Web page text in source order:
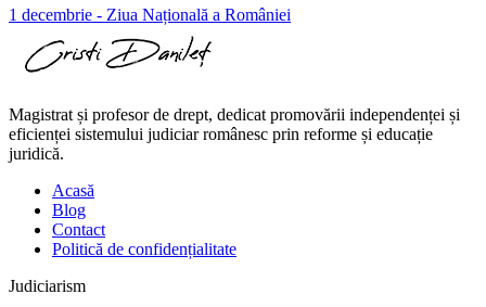
1 decembrie - Ziua Națională a României
Magistrat și profesor de drept, dedicat promovării independenței și
eficienței sistemului judiciar românesc prin reforme și educație
juridică.
Acasă
Blog
Contact
Politică de confidențialitate
Judiciarism